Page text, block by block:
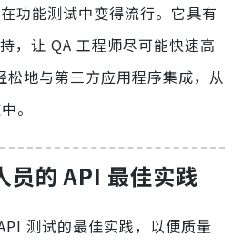
功能测试中变得流行。它具有
，让 QA 工程师尽可能快速高
松地与第三方应用程序集成，从
。
员的 API 最佳实践
测试的最佳实践，以便质量